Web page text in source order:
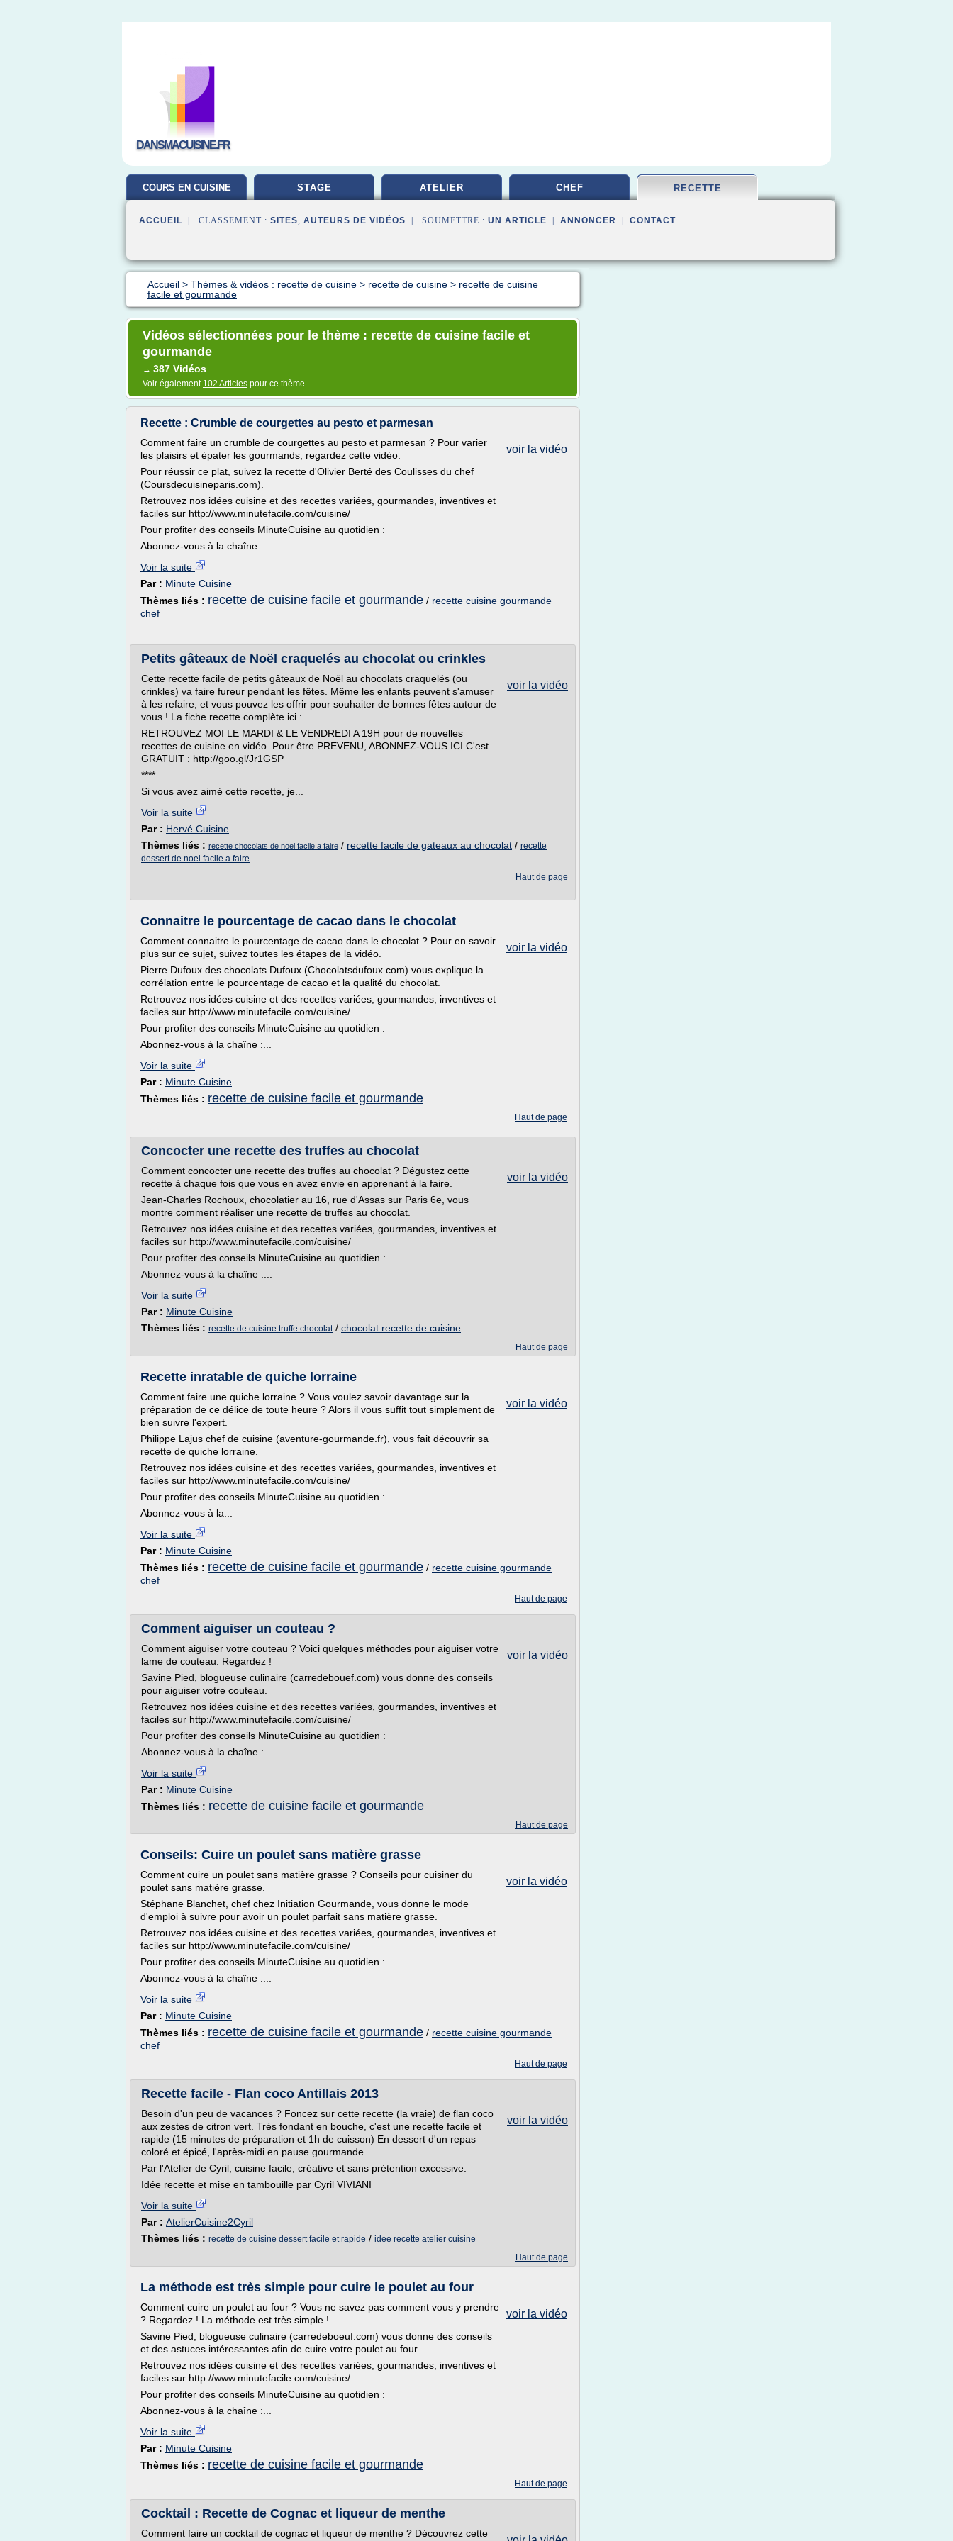
DANSMACUISINE.FR
COURS EN CUISINE STAGE ATELIER CHEF RECETTE
ACCUEIL | CLASSEMENT : SITES, AUTEURS DE VIDÉOS | SOUMETTRE : UN ARTICLE ANNONCER CONTACT
Accueil > Thèmes & vidéos : recette de cuisine > recette de cuisine > recette de cuisine
facile et gourmande
Vidéos sélectionnées pour le thème : recette de cuisine facile et
gourmande
→ 387 Vidéos
Voir également 102 Articles pour ce thème
Recette : Crumble de courgettes au pesto et parmesan
voir la vidéo
Comment faire un crumble de courgettes au pesto et parmesan ? Pour varier
les plaisirs et épater les gourmands, regardez cette vidéo.
Pour réussir ce plat, suivez la recette d'Olivier Berté des Coulisses du chef
(Coursdecuisineparis.com).
Retrouvez nos idées cuisine et des recettes variées, gourmandes, inventives et
faciles sur http://www.minutefacile.com/cuisine/
Pour profiter des conseils MinuteCuisine au quotidien :
Abonnez-vous à la chaîne :...
Voir la suite
Par : Minute Cuisine
Thèmes liés : recette de cuisine facile et gourmande / recette cuisine gourmande
chef
Petits gâteaux de Noël craquelés au chocolat ou crinkles
voir la vidéo
Cette recette facile de petits gâteaux de Noël au chocolats craquelés (ou
crinkles) va faire fureur pendant les fêtes. Même les enfants peuvent s'amuser
à les refaire, et vous pouvez les offrir pour souhaiter de bonnes fêtes autour de
vous ! La fiche recette complète ici :
RETROUVEZ MOI LE MARDI & LE VENDREDI A 19H pour de nouvelles
recettes de cuisine en vidéo. Pour être PREVENU, ABONNEZ-VOUS ICI C'est
GRATUIT : http://goo.gl/Jr1GSP
****
Si vous avez aimé cette recette, je...
Voir la suite
Par : Hervé Cuisine
Thèmes liés : recette chocolats de noel facile a faire / recette facile de gateaux au chocolat / recette
dessert de noel facile a faire
Haut de page
Connaitre le pourcentage de cacao dans le chocolat
voir la vidéo
Comment connaitre le pourcentage de cacao dans le chocolat ? Pour en savoir
plus sur ce sujet, suivez toutes les étapes de la vidéo.
Pierre Dufoux des chocolats Dufoux (Chocolatsdufoux.com) vous explique la
corrélation entre le pourcentage de cacao et la qualité du chocolat.
Retrouvez nos idées cuisine et des recettes variées, gourmandes, inventives et
faciles sur http://www.minutefacile.com/cuisine/
Pour profiter des conseils MinuteCuisine au quotidien :
Abonnez-vous à la chaîne :...
Voir la suite
Par : Minute Cuisine
Thèmes liés : recette de cuisine facile et gourmande
Haut de page
Concocter une recette des truffes au chocolat
voir la vidéo
Comment concocter une recette des truffes au chocolat ? Dégustez cette
recette à chaque fois que vous en avez envie en apprenant à la faire.
Jean-Charles Rochoux, chocolatier au 16, rue d'Assas sur Paris 6e, vous
montre comment réaliser une recette de truffes au chocolat.
Retrouvez nos idées cuisine et des recettes variées, gourmandes, inventives et
faciles sur http://www.minutefacile.com/cuisine/
Pour profiter des conseils MinuteCuisine au quotidien :
Abonnez-vous à la chaîne :...
Voir la suite
Par : Minute Cuisine
Thèmes liés : recette de cuisine truffe chocolat/ chocolat recette de cuisine
Haut de page
Recette inratable de quiche lorraine
voir la vidéo
Comment faire une quiche lorraine ? Vous voulez savoir davantage sur la
préparation de ce délice de toute heure ? Alors il vous suffit tout simplement de
bien suivre l'expert.
Philippe Lajus chef de cuisine (aventure-gourmande.fr), vous fait découvrir sa
recette de quiche lorraine.
Retrouvez nos idées cuisine et des recettes variées, gourmandes, inventives et
faciles sur http://www.minutefacile.com/cuisine/
Pour profiter des conseils MinuteCuisine au quotidien :
Abonnez-vous à la...
Voir la suite
Par : Minute Cuisine
Thèmes liés : recette de cuisine facile et gourmande / recette cuisine gourmande
chef
Haut de page
Comment aiguiser un couteau ?
voir la vidéo
Comment aiguiser votre couteau ? Voici quelques méthodes pour aiguiser votre
lame de couteau. Regardez !
Savine Pied, blogueuse culinaire (carredebouef.com) vous donne des conseils
pour aiguiser votre couteau.
Retrouvez nos idées cuisine et des recettes variées, gourmandes, inventives et
faciles sur http://www.minutefacile.com/cuisine/
Pour profiter des conseils MinuteCuisine au quotidien :
Abonnez-vous à la chaîne :...
Voir la suite
Par : Minute Cuisine
Thèmes liés : recette de cuisine facile et gourmande
Haut de page
Conseils: Cuire un poulet sans matière grasse
voir la vidéo
Comment cuire un poulet sans matière grasse ? Conseils pour cuisiner du
poulet sans matière grasse.
Stéphane Blanchet, chef chez Initiation Gourmande, vous donne le mode
d'emploi à suivre pour avoir un poulet parfait sans matière grasse.
Retrouvez nos idées cuisine et des recettes variées, gourmandes, inventives et
faciles sur http://www.minutefacile.com/cuisine/
Pour profiter des conseils MinuteCuisine au quotidien :
Abonnez-vous à la chaîne :...
Voir la suite
Par : Minute Cuisine
Thèmes liés : recette de cuisine facile et gourmande / recette cuisine gourmande
chef
Haut de page
Recette facile - Flan coco Antillais 2013
voir la vidéo
Besoin d'un peu de vacances ? Foncez sur cette recette (la vraie) de flan coco
aux zestes de citron vert. Très fondant en bouche, c'est une recette facile et
rapide (15 minutes de préparation et 1h de cuisson) En dessert d'un repas
coloré et épicé, l'après-midi en pause gourmande.
Par l'Atelier de Cyril, cuisine facile, créative et sans prétention excessive.
Idée recette et mise en tambouille par Cyril VIVIANI
Voir la suite
Par : AtelierCuisine2Cyril
Thèmes liés : recette de cuisine dessert facile et rapide / idee recette atelier cuisine
Haut de page
La méthode est très simple pour cuire le poulet au four
voir la vidéo
Comment cuire un poulet au four ? Vous ne savez pas comment vous y prendre
? Regardez ! La méthode est très simple !
Savine Pied, blogueuse culinaire (carredeboeuf.com) vous donne des conseils
et des astuces intéressantes afin de cuire votre poulet au four.
Retrouvez nos idées cuisine et des recettes variées, gourmandes, inventives et
faciles sur http://www.minutefacile.com/cuisine/
Pour profiter des conseils MinuteCuisine au quotidien :
Abonnez-vous à la chaîne :...
Voir la suite
Par : Minute Cuisine
Thèmes liés : recette de cuisine facile et gourmande
Haut de page
Cocktail : Recette de Cognac et liqueur de menthe
Comment faire un cocktail de cognac et liqueur de menthe ? Découvrez cette